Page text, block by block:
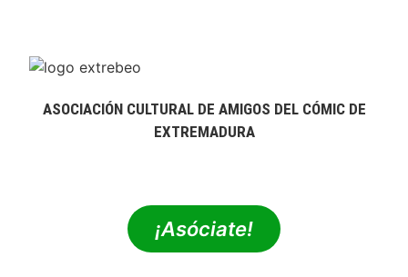
ASOCIACIÓN CULTURAL DE AMIGOS DEL CÓMIC DE
EXTREMADURA
¡Asóciate!